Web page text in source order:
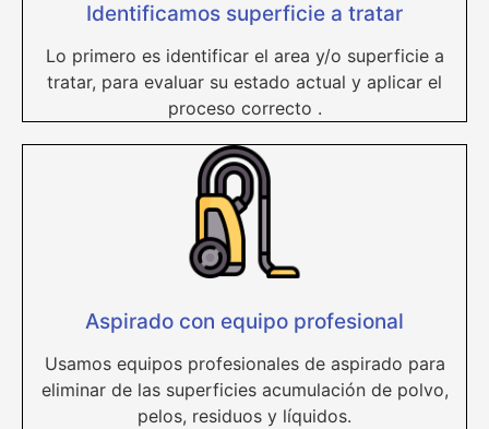
Identificamos superficie a tratar
Lo primero es identificar el area y/o superficie a
tratar, para evaluar su estado actual y aplicar el
proceso correcto .
Aspirado con equipo profesional
Usamos equipos profesionales de aspirado para
eliminar de las superficies acumulación de polvo,
pelos, residuos y líquidos.